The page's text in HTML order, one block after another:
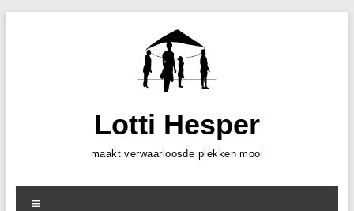
Lotti Hesper
maakt verwaarloosde plekken mooi